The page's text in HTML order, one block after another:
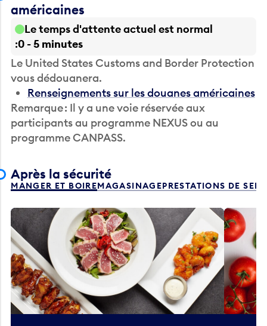
américaines
Le temps d'attente actuel est normal
0 - 5 minutes
Le United States Customs and Border Protection
vous dédouanera.
Renseignements sur les douanes américaines
Remarque : Il y a une voie réservée aux
participants au programme NEXUS ou au
programme CANPASS.
Après la sécurité
MANGER ET BOIREMAGASINAGEPRESTATIONS DE